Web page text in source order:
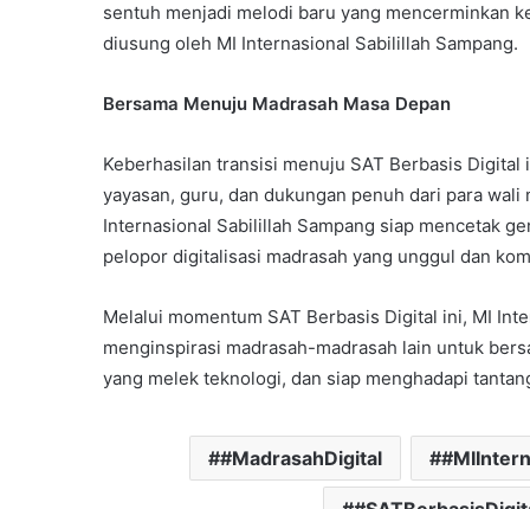
sentuh menjadi melodi baru yang mencerminkan
diusung oleh MI Internasional Sabilillah Sampang.
Bersama Menuju Madrasah Masa Depan
Keberhasilan transisi menuju SAT Berbasis
yayasan, guru, dan dukungan penuh dari para
Internasional Sabilillah Sampang siap mencetak
pelopor digitalisasi madrasah yang unggul dan
Melalui momentum SAT Berbasis Digital ini, MI
menginspirasi madrasah-madrasah lain untuk
yang melek teknologi, dan siap menghadapi
#MadrasahDigital